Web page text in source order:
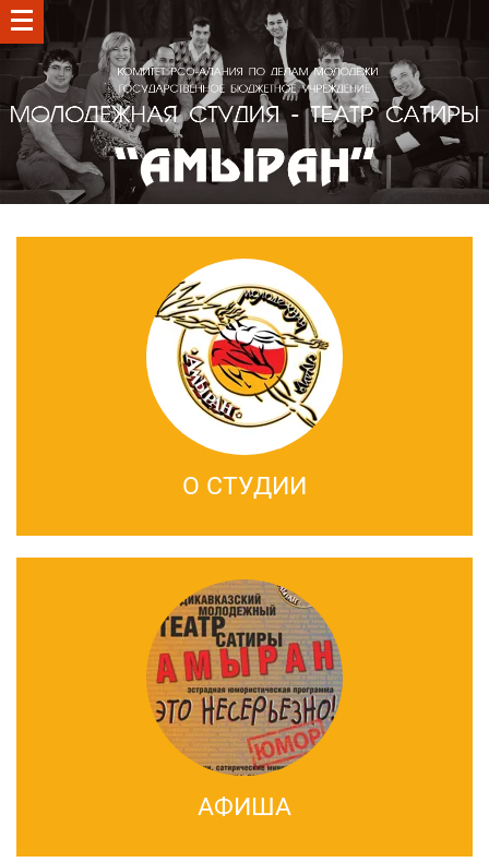
О СТУДИИ
АФИША